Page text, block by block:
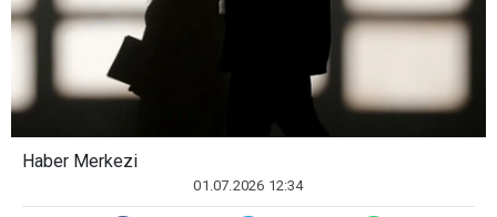
Haber Merkezi
01.07.2026 12:34